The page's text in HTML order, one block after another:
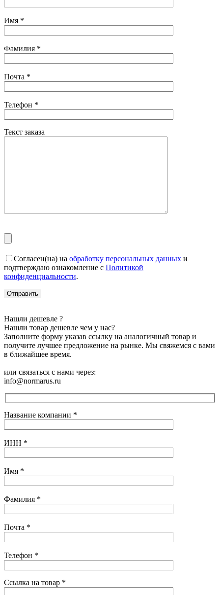
Имя *
Фамилия *
Почта *
Телефон *
Текст заказа
Согласен(на) на обработку персональных данных и
подтверждаю ознакомление с Политикой
конфиденциальности.
Нашли дешевле ?
Нашли товар дешевле чем у нас?
Заполните форму указав ссылку на аналогичный товар и
получите лучшее предложение на рынке. Мы свяжемся с вами
в ближайшее время.
или связаться с нами через:
info@normarus.ru
Название компании *
ИНН *
Имя *
Фамилия *
Почта *
Телефон *
Ссылка на товар *